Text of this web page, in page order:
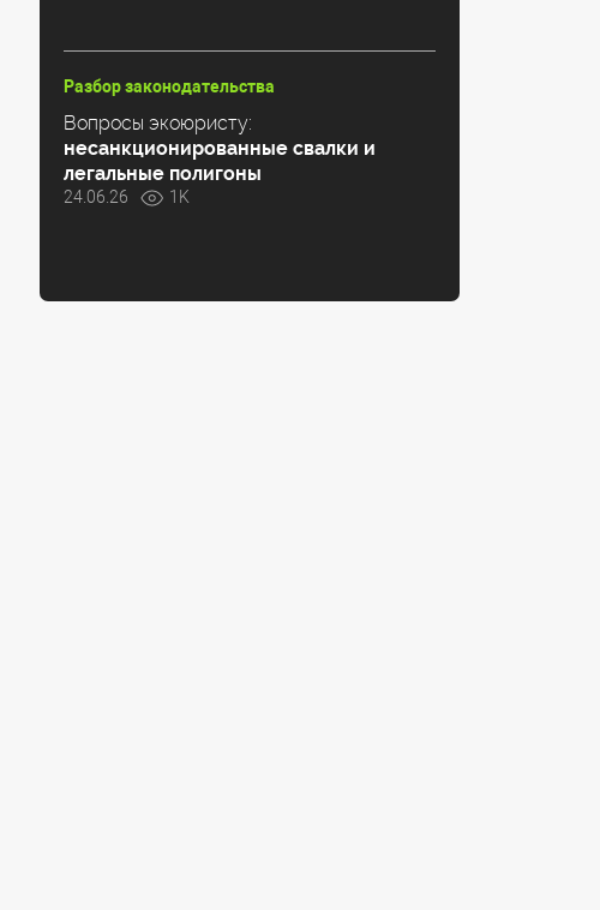
Разбор законодательства
Вопросы экоюристу:
несанкционированные свалки и
легальные полигоны
24.06.26 1K